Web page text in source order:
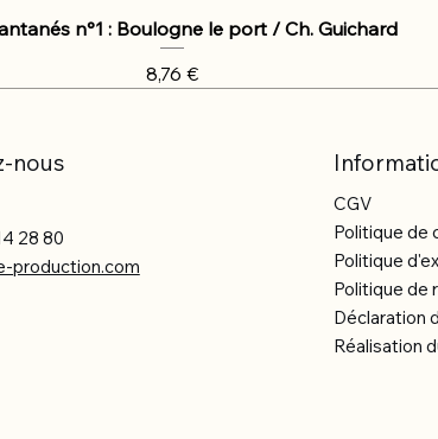
n°1 : Boulogne le port / Ch. Guichard
Prix
8,76 €
nous
28 80
production.com
CGV
Politique de
Politique
Politique de
Déclaration
Réalisation